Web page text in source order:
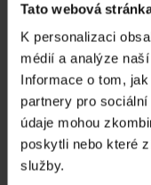
Tato webová
K personalizaci
médií a analýze
Informace o tom,
partnery pro
údaje mohou
poskytli nebo které
služby.
Blunt James:
edition)
CD
Skladem